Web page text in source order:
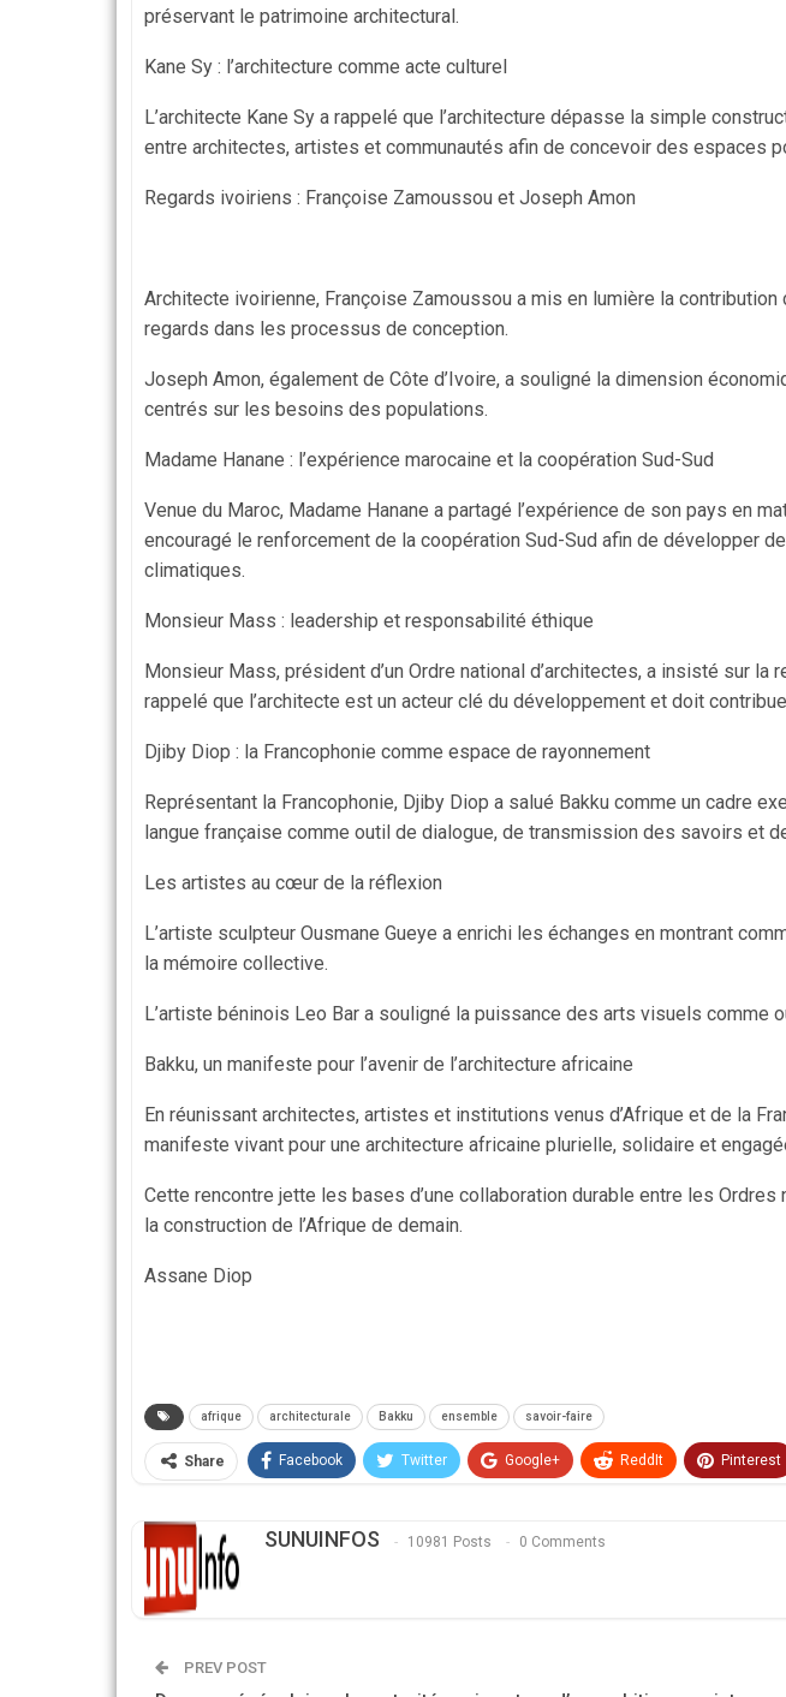
préservant le patrimoine architectural.
Kane Sy : l’architecture comme acte culturel
L’architecte Kane Sy a rappelé que l’architecture dépasse la simple
entre architectes, artistes et communautés afin de concevoir des espaces
Regards ivoiriens : Françoise Zamoussou et Joseph Amon
Architecte ivoirienne, Françoise Zamoussou a mis en lumière la
regards dans les processus de conception.
Joseph Amon, également de Côte d’Ivoire, a souligné la dimension
centrés sur les besoins des populations.
Madame Hanane : l’expérience marocaine et la coopération Sud-Sud
Venue du Maroc, Madame Hanane a partagé l’expérience de son pays en
encouragé le renforcement de la coopération Sud-Sud afin de développer
climatiques.
Monsieur Mass : leadership et responsabilité éthique
Monsieur Mass, président d’un Ordre national d’architectes, a insisté sur
rappelé que l’architecte est un acteur clé du développement et doit
Djiby Diop : la Francophonie comme espace de rayonnement
Représentant la Francophonie, Djiby Diop a salué Bakku comme un cadre
langue française comme outil de dialogue, de transmission des savoirs et
Les artistes au cœur de la réflexion
L’artiste sculpteur Ousmane Gueye a enrichi les échanges en montrant
la mémoire collective.
L’artiste béninois Leo Bar a souligné la puissance des arts visuels
Bakku, un manifeste pour l’avenir de l’architecture africaine
En réunissant architectes, artistes et institutions venus d’Afrique et de la
manifeste vivant pour une architecture africaine plurielle, solidaire et
Cette rencontre jette les bases d’une collaboration durable entre les
la construction de l’Afrique de demain.
Assane Diop
afrique architecturale Bakku ensemble savoir-faire
Share Facebook Twitter Google+ ReddIt Pinterest
SUNUINFOS 10981 Posts 0 Comments
PREV POST